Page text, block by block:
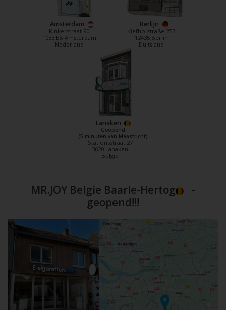
Amsterdam
Kinkerstraat 90
1053 EB Amsterdam
Nederland
Berlijn
Kiefholztraße 253
12435 Berlin
Duitsland
Lanaken
Geopend
(5 minuten van Maastricht)
Stationsstraat 27
3620 Lanaken
België
MR.JOY Belgie Baarle-Hertog
-
geopend!!!